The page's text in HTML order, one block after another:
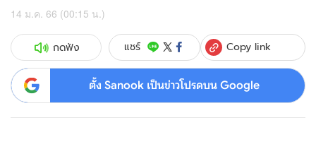
14 ม.ค. 66 (00:15 น.)
กดฟัง แชร์ Copy link
ตั้ง Sanook เป็นข่าวโปรดบน Google